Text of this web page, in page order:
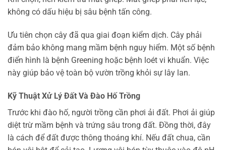
không có dấu hiệu bị sâu bệnh tấn công.
Ưu tiên chọn cây đã qua giai đoạn kiểm dịch. Cây phải
đảm bảo không mang mầm bệnh nguy hiểm. Một số bệnh
điển hình là bệnh Greening hoặc bệnh loét vi khuẩn. Việc
này giúp bảo vệ toàn bộ vườn trồng khỏi sự lây lan.
Kỹ Thuật Xử Lý Đất Và Đào Hố Trồng
Trước khi đào hố, người trồng cần phơi ải đất. Phơi ải giúp
diệt trừ mầm bệnh và trứng sâu trong đất. Đồng thời, đây
là cách để đất được thông thoáng khí. Nếu đất chua, cần